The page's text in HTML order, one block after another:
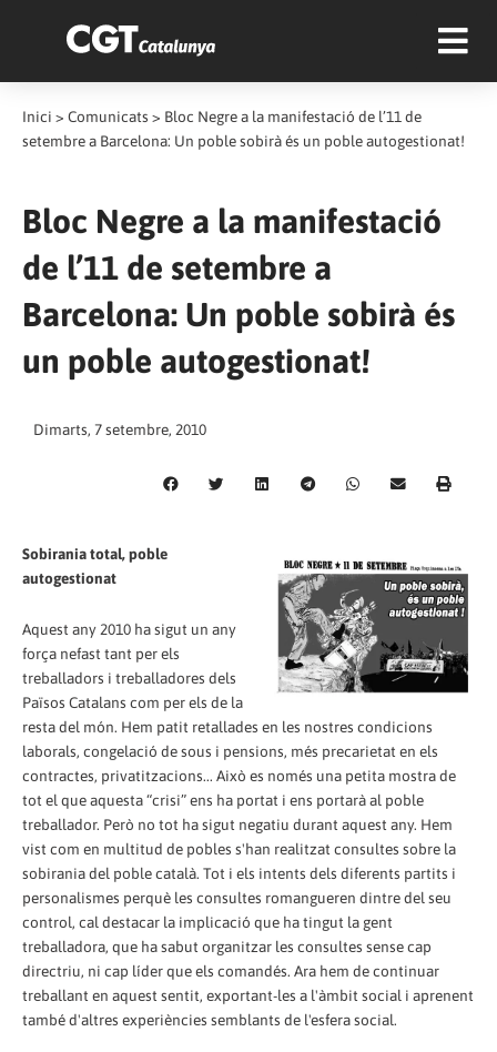
Inici > Comunicats > Bloc Negre a la manifestació de l’11 de
setembre a Barcelona: Un poble sobirà és un poble autogestionat!
Bloc Negre a la manifestació
de l’11 de setembre a
Barcelona: Un poble sobirà és
un poble autogestionat!
Dimarts, 7 setembre, 2010
Sobirania total, poble
autogestionat
Aquest any 2010 ha sigut un any
força nefast tant per els
treballadors i treballadores dels
Països Catalans com per els de la
resta del món. Hem patit retallades en les nostres condicions
laborals, congelació de sous i pensions, més precarietat en els
contractes, privatitzacions... Això es només una petita mostra de
tot el que aquesta “crisi” ens ha portat i ens portarà al poble
treballador. Però no tot ha sigut negatiu durant aquest any. Hem
vist com en multitud de pobles s'han realitzat consultes sobre la
sobirania del poble català. Tot i els intents dels diferents partits i
personalismes perquè les consultes romangueren dintre del seu
control, cal destacar la implicació que ha tingut la gent
treballadora, que ha sabut organitzar les consultes sense cap
directriu, ni cap líder que els comandés. Ara hem de continuar
treballant en aquest sentit, exportant-les a l'àmbit social i aprenent
també d'altres experiències semblants de l'esfera social.